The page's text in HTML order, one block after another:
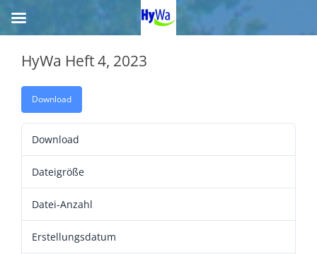
HyWa Heft 4, 2023
Download
Download
Dateigröße
Datei-Anzahl
Erstellungsdatum